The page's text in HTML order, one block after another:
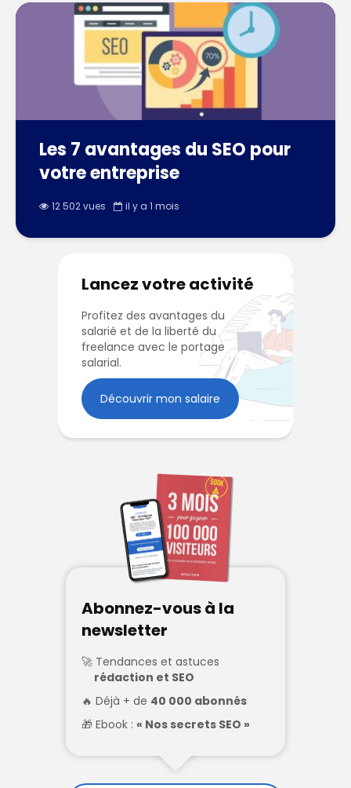
Les 7 avantages du SEO pour
votre entreprise
12 502 vues il y a 1 mois
Lancez votre activité
Profitez des avantages du
salarié et de la liberté du
freelance avec le portage
salarial.
Découvrir mon salaire
Abonnez-vous à la
newsletter
Tendances et astuces
rédaction et SEO
Déjà + de 40 000 abonnés
Ebook : « Nos secrets SEO »